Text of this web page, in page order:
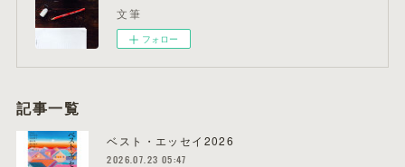
文筆
フォロー
記事一覧
ベスト・エッセイ2026
2026.07.23 05:47